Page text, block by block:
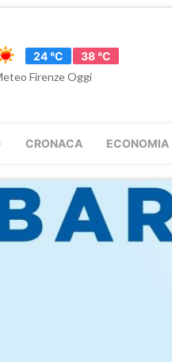
24 °C
38 °C
Firenze Oggi
CRONACA ECONOMIA